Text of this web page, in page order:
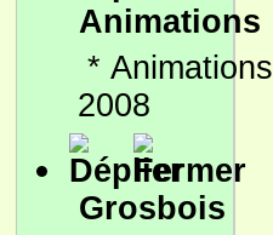
Animations
* Animations
2008
Grosbois